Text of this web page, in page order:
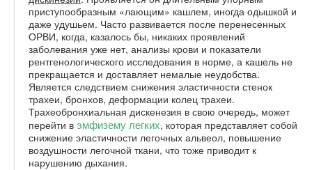
приступообразным «лающим» кашлем, иногда одышкой и
даже удушьем. Часто развивается после перенесенных
ОРВИ, когда, казалось бы, никаких проявлений
заболевания уже нет, анализы крови и показатели
рентгенологического исследования в норме, а кашель не
прекращается и доставляет немалые неудобства.
Является следствием снижения эластичности стенок
трахеи, бронхов, деформации колец трахеи.
Трахеобронхиальная дискенезия в свою очередь, может
перейти в эмфизему легких, которая представляет собой
снижение эластичности легочных альвеол, повышение
воздушности легочной ткани, что тоже приводит к
нарушению дыхания.